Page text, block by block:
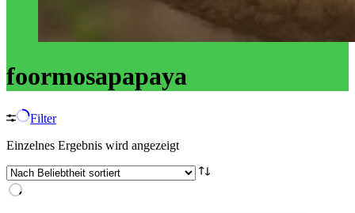
foormosapapaya
Filter
Einzelnes Ergebnis wird angezeigt